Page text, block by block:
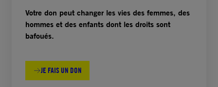
Votre don peut changer les vies des femmes, des
hommes et des enfants dont les droits sont
bafoués.
JE FAIS UN DON